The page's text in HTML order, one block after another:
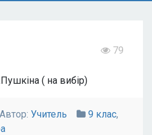
79
( на вибір)
Учитель 9 клас,